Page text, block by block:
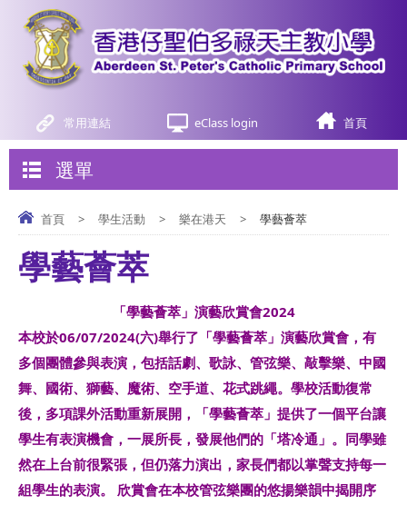
常用連結 eClass login 首頁
選單
首頁 > 學生活動 > 樂在港天 > 學藝薈萃
學藝薈萃
「學藝薈萃」演藝欣賞會2024
本校於06/07/2024(六)舉行了「學藝薈萃」演藝欣賞會，有
多個團體參與表演，包括話劇、歌詠、管弦樂、敲擊樂、中國
舞、國術、獅藝、魔術、空手道、花式跳繩。學校活動復常
後，多項課外活動重新展開，「學藝薈萃」提供了一個平台讓
學生有表演機會，一展所長，發展他們的「塔冷通」。同學雖
然在上台前很緊張，但仍落力演出，家長們都以掌聲支持每一
組學生的表演。 欣賞會在本校管弦樂團的悠揚樂韻中揭開序